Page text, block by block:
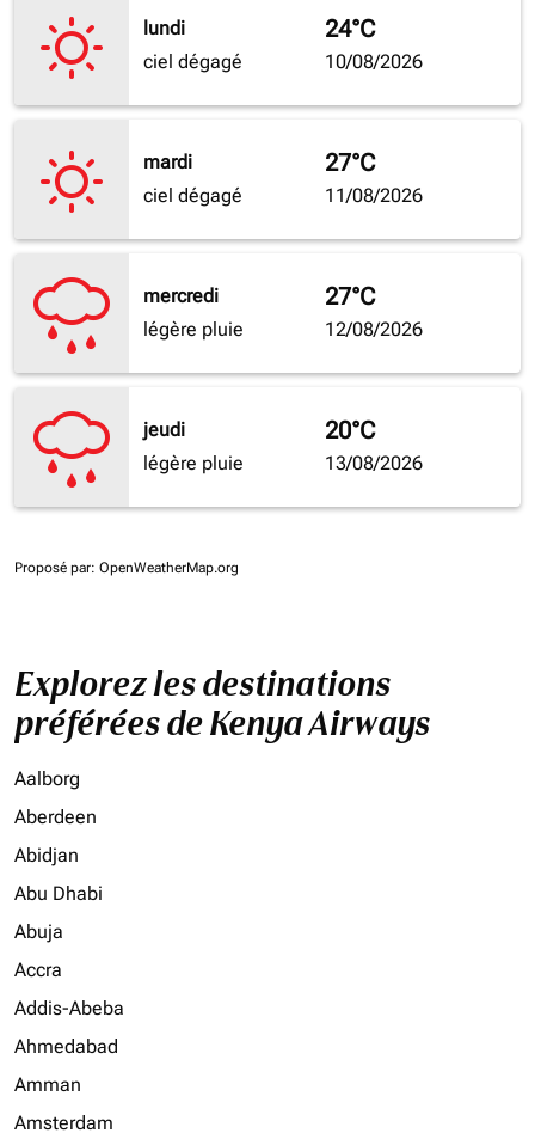
lundi
ciel dégagé
24°C
10/08/2026
mardi
ciel dégagé
27°C
11/08/2026
mercredi
légère pluie
27°C
12/08/2026
jeudi
légère pluie
20°C
13/08/2026
Proposé par: OpenWeatherMap.org
Explorez les destinations
préférées de Kenya Airways
Aalborg
Aberdeen
Abidjan
Abu Dhabi
Abuja
Accra
Addis-Abeba
Ahmedabad
Amman
Amsterdam